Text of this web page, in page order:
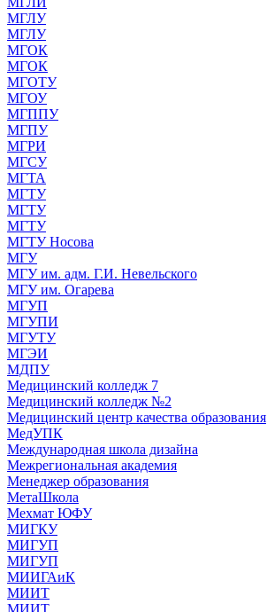
МГЛУ
МГЛУ
МГОК
МГОК
МГОТУ
МГОУ
МГППУ
МГПУ
МГРИ
МГСУ
МГТА
МГТУ
МГТУ
МГТУ
МГТУ Носова
МГУ
МГУ им. адм. Г.И. Невельского
МГУ им. Огарева
МГУП
МГУПИ
МГУТУ
МГЭИ
МДПУ
Медицинский колледж 7
Медицинский колледж №2
Медицинский центр качества образования
МедУПК
Международная школа дизайна
Межрегиональная академия
Менеджер образования
МетаШкола
Мехмат ЮФУ
МИГКУ
МИГУП
МИГУП
МИИГАиК
МИИТ
МИИТ